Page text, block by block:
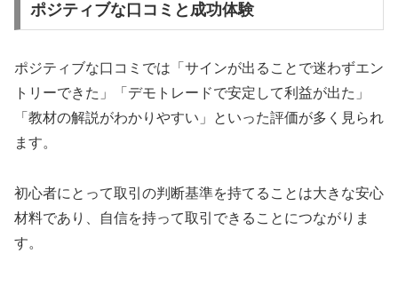
ポジティブな口コミと成功体験
ポジティブな口コミでは「サインが出ることで迷わずエン
トリーできた」「デモトレードで安定して利益が出た」
「教材の解説がわかりやすい」といった評価が多く見られ
ます。
初心者にとって取引の判断基準を持てることは大きな安心
材料であり、自信を持って取引できることにつながりま
す。